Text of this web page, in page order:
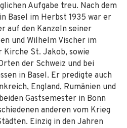
Aufgabe treu. Nach dem
Basel im Herbst 1935 war er
auf den Kanzeln seiner
und Wilhelm Vischer im
Kirche St. Jakob, sowie
der Schweiz und bei
in Basel. Er predigte auch
England, Rumänien und
Gastsemester in Bonn
anderen vom Krieg
Einzig in den Jahren